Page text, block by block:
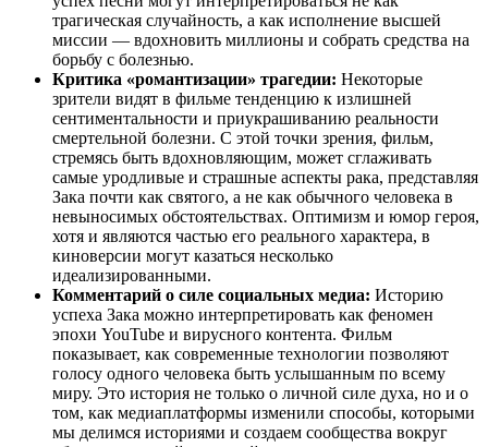
трагическая случайность, а как исполнение высшей
миссии — вдохновить миллионы и собрать средства на
борьбу с болезнью.
Критика «романтизации» трагедии: Некоторые
зрители видят в фильме тенденцию к излишней
сентиментальности и приукрашиванию реальности
смертельной болезни. С этой точки зрения, фильм,
стремясь быть вдохновляющим, может сглаживать
самые уродливые и страшные аспекты рака, представляя
Зака почти как святого, а не как обычного человека в
невыносимых обстоятельствах. Оптимизм и юмор героя,
хотя и являются частью его реального характера, в
киноверсии могут казаться несколько
идеализированными.
Комментарий о силе социальных медиа: Историю
успеха Зака можно интерпретировать как феномен
эпохи YouTube и вирусного контента. Фильм
показывает, как современные технологии позволяют
голосу одного человека быть услышанным по всему
миру. Это история не только о личной силе духа, но и о
том, как медиаплатформы изменили способы, которыми
мы делимся историями и создаем сообщества вокруг